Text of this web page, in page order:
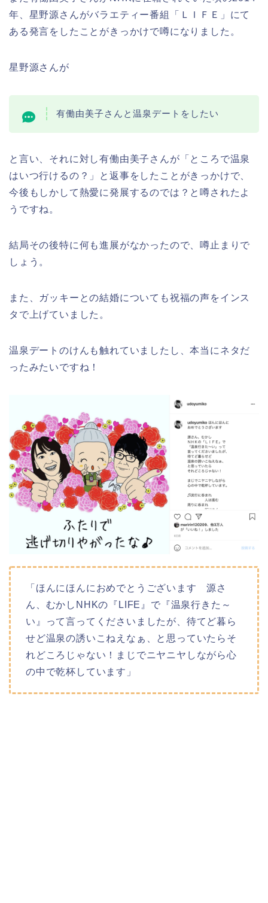
年、星野源さんがバラエティー番組「ＬＩＦＥ」にて
ある発言をしたことがきっかけで噂になりました。
星野源さんが
有働由美子さんと温泉デートをしたい
と言い、それに対し有働由美子さんが「ところで温泉
はいつ行けるの？」と返事をしたことがきっかけで、
今後もしかして熱愛に発展するのでは？と噂されたよ
うですね。
結局その後特に何も進展がなかったので、噂止まりで
しょう。
また、ガッキーとの結婚についても祝福の声をインス
タで上げていました。
温泉デートのけんも触れていましたし、本当にネタだ
ったみたいですね！
「ほんにほんにおめでとうございます 源さ
ん、むかしNHKの『LIFE』で『温泉行きた～
い』って言ってくださいましたが、待てど暮ら
せど温泉の誘いこねえなぁ、と思っていたらそ
れどころじゃない！まじでニヤニヤしながら心
の中で乾杯しています」